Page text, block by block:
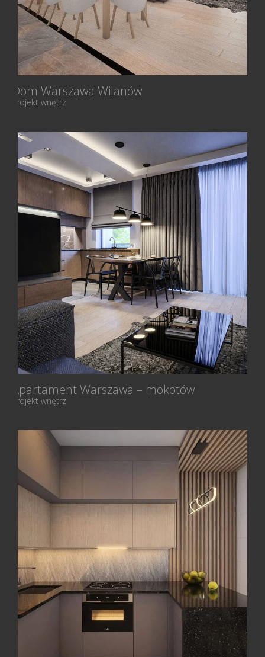
Dom Warszawa Wilanów
Projekt wnętrz
Apartament Warszawa – mokotów
Projekt wnętrz